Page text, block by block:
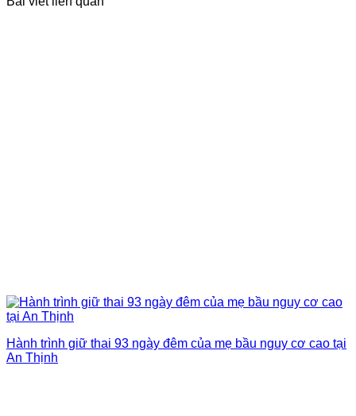
Hành trình giữ thai 93 ngày đêm của mẹ bầu nguy cơ cao tại
An Thịnh